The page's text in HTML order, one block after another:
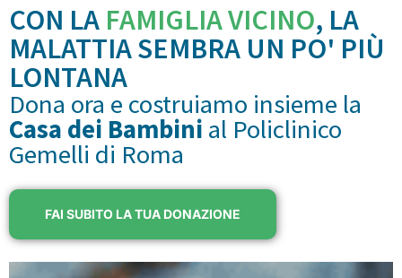
CON LA FAMIGLIA VICINO, LA
MALATTIA SEMBRA UN PO' PIÙ
LONTANA
Dona ora e costruiamo insieme la
Casa dei Bambini al Policlinico
Gemelli di Roma
FAI SUBITO LA TUA DONAZIONE